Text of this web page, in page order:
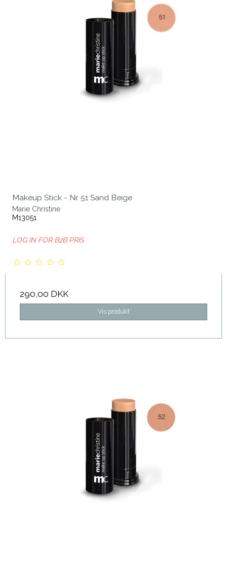
Makeup Stick - Nr. 51 Sand Beige
Marie Christine
M13051
LOG IN FOR B2B PRIS
290,00 DKK
Vis produkt